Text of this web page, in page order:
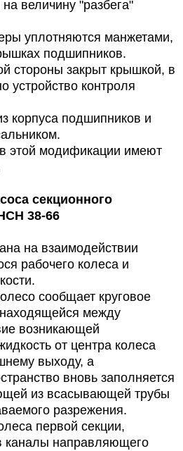
величину "разбега"
уплотняются манжетами,
подшипников.
стороны закрыт крышкой, в
устройство контроля
корпуса подшипников и
этой модификации имеют
секционного
38-66
на взаимодействии
рабочего колеса и
сообщает круговое
между
возникающей
от центра колеса
выходу, а
вновь заполняется
из всасывающей трубы
разрежения.
первой секции,
каналы направляющего